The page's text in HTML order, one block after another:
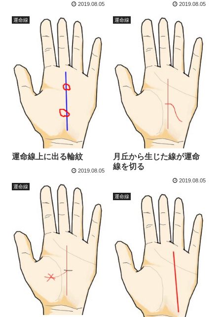
2019.08.05 2019.08.05
運命線
運命線上に出る輪紋
2019.08.05
運命線
月丘から生じた線が運命
線を切る
2019.08.05
運命線
運命線